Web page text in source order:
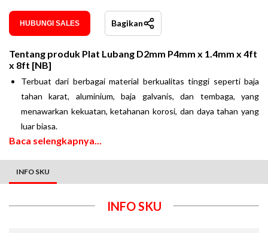
HUBUNGI SALES Bagikan
Tentang produk Plat Lubang D2mm P4mm x 1.4mm x 4ft
x 8ft [NB]
Terbuat dari berbagai material berkualitas tinggi seperti baja
tahan karat, aluminium, baja galvanis, dan tembaga, yang
menawarkan kekuatan, ketahanan korosi, dan daya tahan yang
luar biasa.
Baca selengkapnya...
INFO SKU
INFO SKU